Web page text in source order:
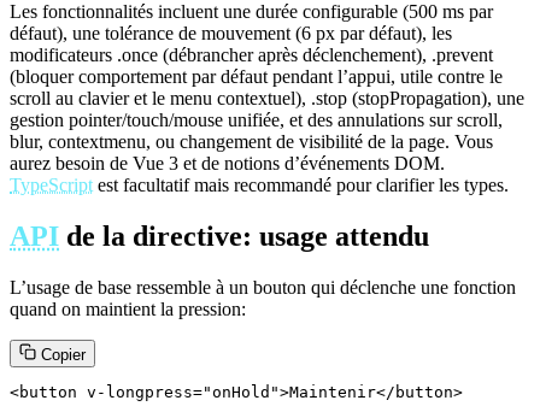
Les fonctionnalités incluent une durée configurable (500 ms par
défaut), une tolérance de mouvement (6 px par défaut), les
modificateurs .once (débrancher après déclenchement), .prevent
(bloquer comportement par défaut pendant l’appui, utile contre le
scroll au clavier et le menu contextuel), .stop (stopPropagation), une
gestion pointer/touch/mouse unifiée, et des annulations sur scroll,
blur, contextmenu, ou changement de visibilité de la page. Vous
aurez besoin de Vue 3 et de notions d’événements DOM.
TypeScript est facultatif mais recommandé pour clarifier les types.
API de la directive: usage attendu
L’usage de base ressemble à un bouton qui déclenche une fonction
quand on maintient la pression:
Copier
<button v-longpress="onHold">Maintenir</button>